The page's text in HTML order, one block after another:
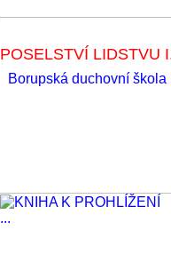
POSELSTVÍ LIDSTVU
Borupská duchovní škola